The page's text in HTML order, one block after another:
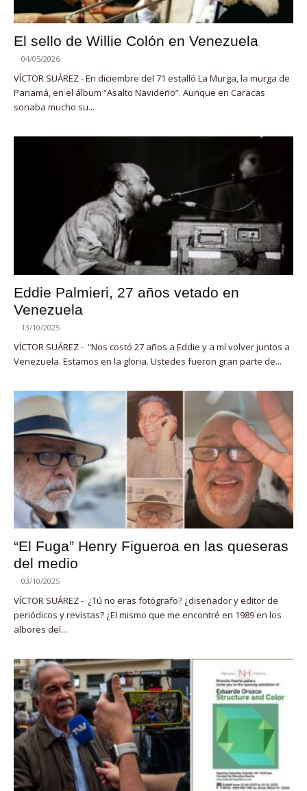
El sello de Willie Colón en Venezuela
- 04/05/2026
VÍCTOR SUÁREZ - En diciembre del 71 estalló La Murga, la murga de
Panamá, en el álbum “Asalto Navideño”. Aunque en Caracas
sonaba mucho su...
Eddie Palmieri, 27 años vetado en
Venezuela
- 13/10/2025
VÍCTOR SUÁREZ - “Nos costó 27 años a Eddie y a mí volver juntos a
Venezuela. Estamos en la gloria. Ustedes fueron gran parte de...
“El Fuga” Henry Figueroa en las queseras
del medio
- 03/10/2025
VÍCTOR SUÁREZ - ¿Tú no eras fotógrafo? ¿diseñador y editor de
periódicos y revistas? ¿El mismo que me encontré en 1989 en los
albores del...